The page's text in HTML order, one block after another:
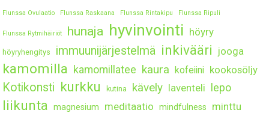
Flunssa Ovulaatio Flunssa Raskaana Flunssa Rintakipu Flunssa Ripuli
Flunssa Rytmihäiriöt hunaja hyvinvointi höyry
höyryhengitys immuunijärjestelmä inkivääri jooga
kamomilla kamomillatee kaura kofeiini kookosöljy
Kotikonsti kurkku kutina kävely laventeli lepo
liikunta magnesium meditaatio mindfulness minttu